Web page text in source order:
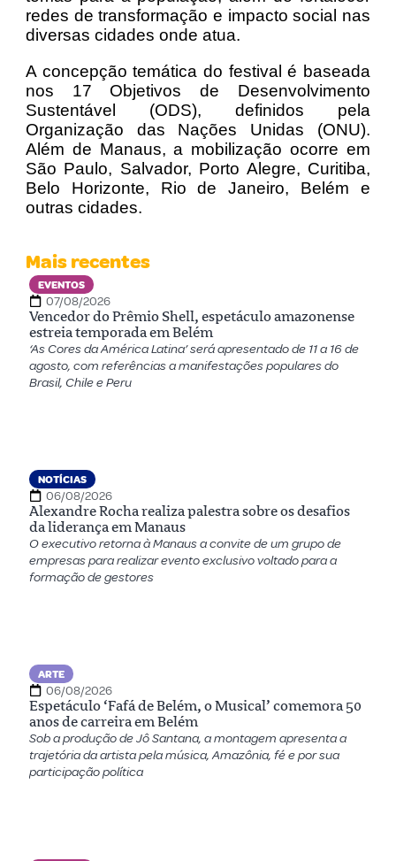
redes de transformação e impacto social nas
diversas cidades onde atua.
A concepção temática do festival é baseada
nos 17 Objetivos de Desenvolvimento
Sustentável (ODS), definidos pela
Organização das Nações Unidas (ONU).
Além de Manaus, a mobilização ocorre em
São Paulo, Salvador, Porto Alegre, Curitiba,
Belo Horizonte, Rio de Janeiro, Belém e
outras cidades.
Mais recentes
EVENTOS
07/08/2026
Vencedor do Prêmio Shell, espetáculo amazonense
estreia temporada em Belém
‘As Cores da América Latina’ será apresentado de 11 a 16 de
agosto, com referências a manifestações populares do
Brasil, Chile e Peru
NOTÍCIAS
06/08/2026
Alexandre Rocha realiza palestra sobre os desafios
da liderança em Manaus
O executivo retorna à Manaus a convite de um grupo de
empresas para realizar evento exclusivo voltado para a
formação de gestores
ARTE
06/08/2026
Espetáculo ‘Fafá de Belém, o Musical’ comemora 50
anos de carreira em Belém
Sob a produção de Jô Santana, a montagem apresenta a
trajetória da artista pela música, Amazônia, fé e por sua
participação política